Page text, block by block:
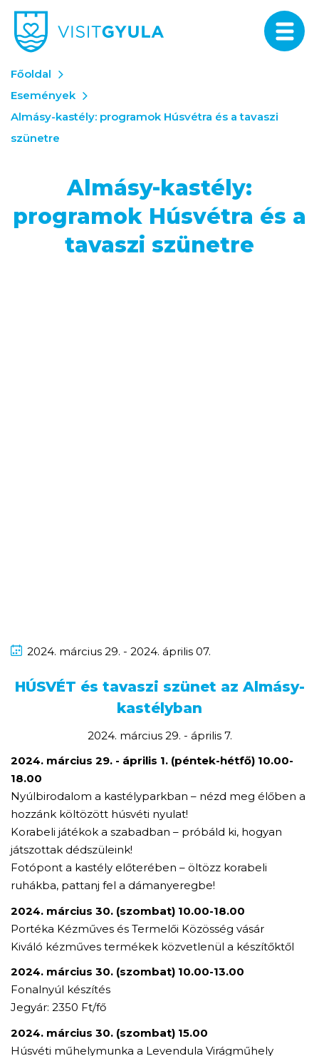
Főoldal
Események
Almásy-kastély: programok Húsvétra és a tavaszi
szünetre
Almásy-kastély:
programok Húsvétra és a
tavaszi szünetre
2024. március 29. - 2024. április 07.
HÚSVÉT és tavaszi szünet az Almásy-
kastélyban
2024. március 29. - április 7.
2024. március 29. - április 1. (péntek-hétfő) 10.00-
18.00
Nyúlbirodalom a kastélyparkban – nézd meg élőben a
hozzánk költözött húsvéti nyulat!
Korabeli játékok a szabadban – próbáld ki, hogyan
játszottak dédszüleink!
Fotópont a kastély előterében – öltözz korabeli
ruhákba, pattanj fel a dámanyeregbe!
2024. március 30. (szombat) 10.00-18.00
Portéka Kézműves és Termelői Közösség vásár
Kiváló kézműves termékek közvetlenül a készítőktől
2024. március 30. (szombat) 10.00-13.00
Fonalnyúl készítés
Jegyár: 2350 Ft/fő
2024. március 30. (szombat) 15.00
Húsvéti műhelymunka a Levendula Virágműhely